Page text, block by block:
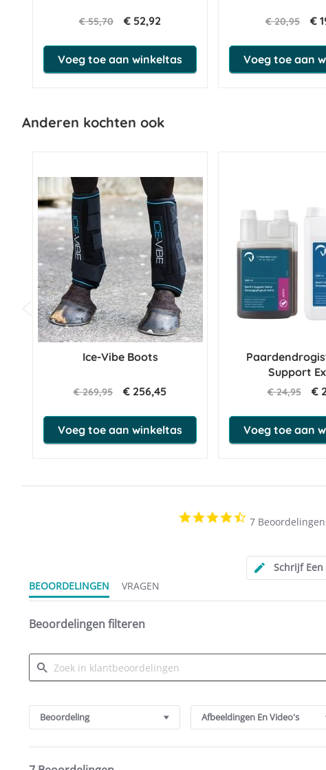
€ 55,70 € 52,92
Voeg toe aan winkeltas
€ 20,95 €
Voeg toe aan
Anderen kochten ook
Ice-Vibe Boots
€ 269,95 € 256,45
Voeg toe aan winkeltas
Support
€ 24,95 €
Voeg toe aan
4.6
star
7 Beoordelingen
Schrijf Een
BEOORDELINGEN
VRAGEN
Beoordelingen filteren
Reviews
Beoordeling Afbeeldingen En Video's